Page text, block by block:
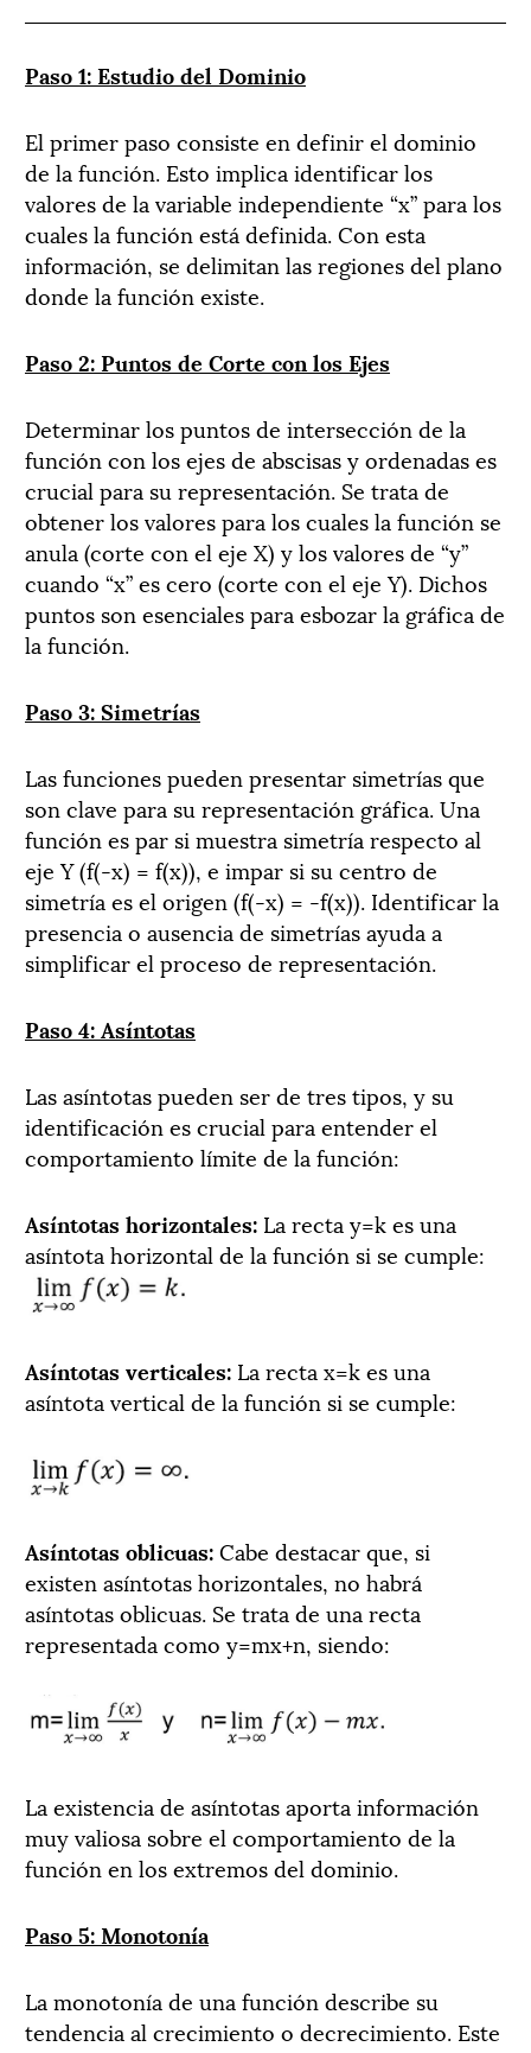
Paso 1: Estudio del Dominio
El primer paso consiste en definir el dominio
de la función. Esto implica identificar los
valores de la variable independiente “x” para los
cuales la función está definida. Con esta
información, se delimitan las regiones del plano
donde la función existe.
Paso 2: Puntos de Corte con los Ejes
Determinar los puntos de intersección de la
función con los ejes de abscisas y ordenadas es
crucial para su representación. Se trata de
obtener los valores para los cuales la función se
anula (corte con el eje X) y los valores de “y”
cuando “x” es cero (corte con el eje Y). Dichos
puntos son esenciales para esbozar la gráfica de
la función.
Paso 3: Simetrías
Las funciones pueden presentar simetrías que
son clave para su representación gráfica. Una
función es par si muestra simetría respecto al
eje Y (f(-x) = f(x)), e impar si su centro de
simetría es el origen (f(-x) = -f(x)). Identificar la
presencia o ausencia de simetrías ayuda a
simplificar el proceso de representación.
Paso 4: Asíntotas
Las asíntotas pueden ser de tres tipos, y su
identificación es crucial para entender el
comportamiento límite de la función:
Asíntotas horizontales: La recta y=k es una
asíntota horizontal de la función si se cumple:
Asíntotas verticales: La recta x=k es una
asíntota vertical de la función si se cumple:
Asíntotas oblicuas:Cabe destacar que, si
existen asíntotas horizontales, no habrá
asíntotas oblicuas. Se trata de una recta
representada como y=mx+n, siendo:
La existencia de asíntotas aporta información
muy valiosa sobre el comportamiento de la
función en los extremos del dominio.
Paso 5: Monotonía
La monotonía de una función describe su
tendencia al crecimiento o decrecimiento. Este